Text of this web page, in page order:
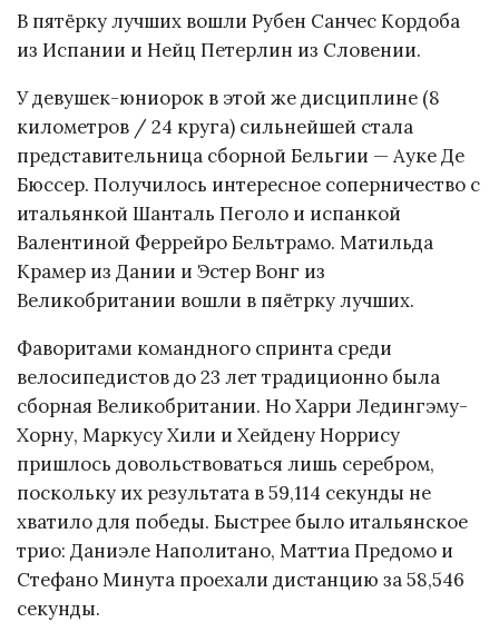
В пятёрку лучших вошли Рубен Санчес Кордоба
из Испании и Нейц Петерлин из Словении.
У девушек-юниорок в этой же дисциплине (8
километров / 24 круга) сильнейшей стала
представительница сборной Бельгии — Ауке Де
Бюссер. Получилось интересное соперничество с
итальянкой Шанталь Пеголо и испанкой
Валентиной Феррейро Бельтрамо. Матильда
Крамер из Дании и Эстер Вонг из
Великобритании вошли в пяётрку лучших.
Фаворитами командного спринта среди
велосипедистов до 23 лет традиционно была
сборная Великобритании. Но Харри Ледингэму-
Хорну, Маркусу Хили и Хейдену Норрису
пришлось довольствоваться лишь серебром,
поскольку их результата в 59,114 секунды не
хватило для победы. Быстрее было итальянское
трио: Даниэле Наполитано, Маттиа Предомо и
Стефано Минута проехали дистанцию за 58,546
секунды.